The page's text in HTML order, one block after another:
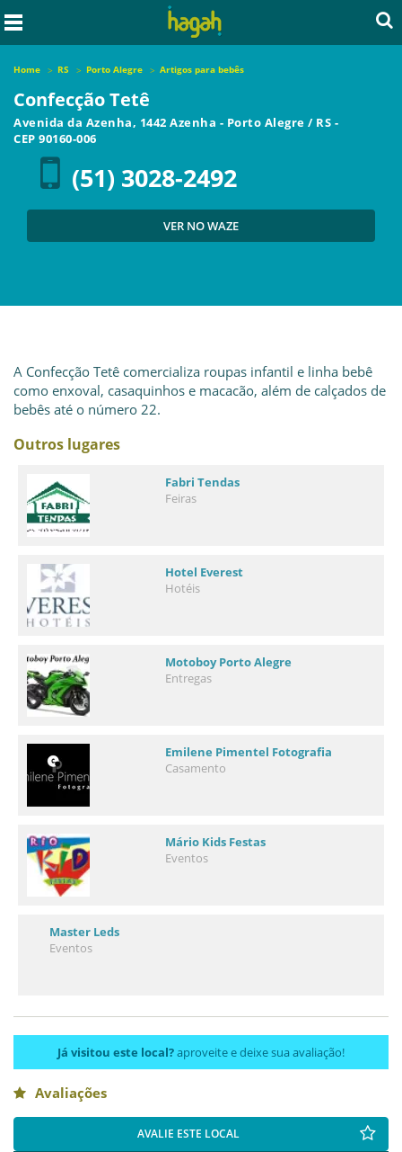
Home RS Porto Alegre Artigos para bebês
Confecção Tetê
Avenida da Azenha, 1442 Azenha - Porto Alegre / RS -
CEP 90160-006
(51) 3028-2492
VER NO WAZE
A Confecção Tetê comercializa roupas infantil e linha bebê
como enxoval, casaquinhos e macacão, além de calçados de
bebês até o número 22.
Outros lugares
Fabri Tendas
Feiras
Hotel Everest
Hotéis
Motoboy Porto Alegre
Entregas
Emilene Pimentel Fotografia
Casamento
Mário Kids Festas
Eventos
Master Leds
Eventos
Já visitou este local?aproveite e deixe sua avaliação!
Avaliações
AVALIE ESTE LOCAL